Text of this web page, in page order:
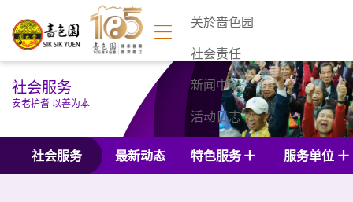
关於啬色园
社会责任
新闻中心
活动日志
联络我们
社会服务
安老护耆 以善为本
社会服务 最新动态 特色服务 服务单位